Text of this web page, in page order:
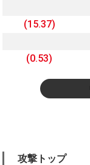
(15.37)
(0.53)
攻撃トップ